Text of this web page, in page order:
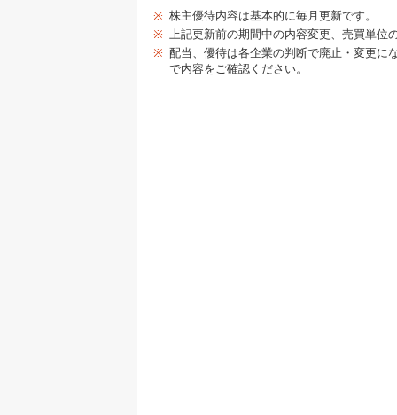
※ 株主優待内容は基本的に毎月更新です。
※ 上記更新前の期間中の内容変更、売買単位
※ 配当、優待は各企業の判断で廃止・変更に
で内容をご確認ください。